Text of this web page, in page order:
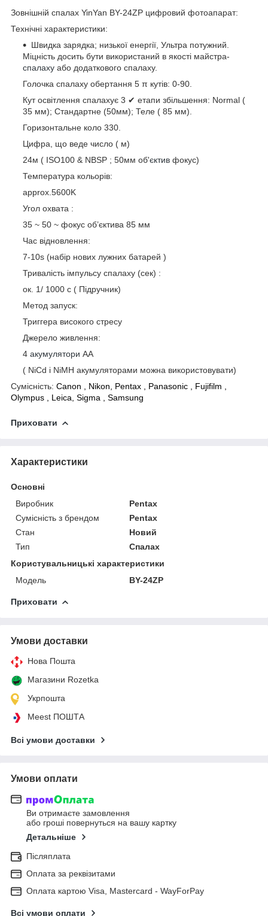
Зовнішній спалах YinYan BY-24ZP цифровий фотоапарат:
Технічні характеристики:
Швидка зарядка; низької енергії, Ультра потужний.
Міцність досить бути використаний в якості майстра-
спалаху або додаткового спалаху.
Голочка спалаху обертання 5 π кутів: 0-90.
Кут освітлення спалахує 3 ✔ етапи збільшення: Normal (
35 мм); Стандартне (50мм); Теле ( 85 мм).
Горизонтальне коло 330.
Цифра, що веде число ( м)
24м ( ISO100 & NBSP ; 50мм об'єктив фокус)
Температура кольорів:
approx.5600K
Угол охвата :
35 ~ 50 ~ фокус об’єктива 85 мм
Час відновлення:
7-10s (набір нових лужних батарей )
Тривалість імпульсу спалаху (сек) :
ок. 1/ 1000 с ( Підручник)
Метод запуск:
Триггера високого стресу
Джерело живлення:
4 акумулятори АА
( NiCd і NiMH акумуляторами можна використовувати)
Сумісність: Canon , Nikon, Pentax , Panasonic , Fujifilm ,
Olympus , Leica, Sigma , Samsung
Приховати
Характеристики
Основні
Виробник
Pentax
Сумісність з брендом
Pentax
Стан
Новий
Тип
Спалах
Користувальницькі характеристики
Мoдель
BY-24ZP
Приховати
Умови доставки
Нова Пошта
Магазини Rozetka
Укрпошта
Meest ПОШТА
Всі умови доставки
Умови оплати
Ви отримаєте замовлення
або гроші повернуться на вашу картку
Детальніше
Післяплата
Оплата за реквізитами
Оплата картою Visa, Mastercard - WayForPay
Всі умови оплати